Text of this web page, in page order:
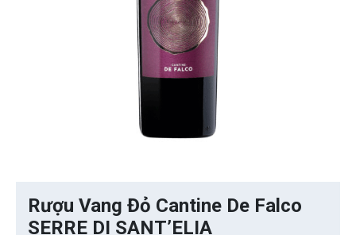
Rượu Vang Đỏ Cantine De Falco
SERRE DI SANT’ELIA